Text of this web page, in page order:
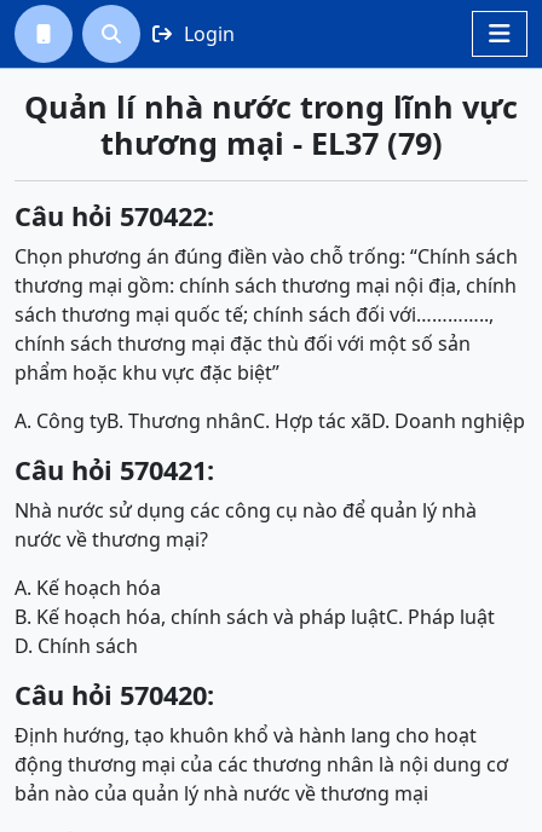

  Login
Quản lí nhà nước trong lĩnh vực
thương mại - EL37 (79)
Câu hỏi 570422:
Chọn phương án đúng điền vào chỗ trống: “Chính sách
thương mại gồm: chính sách thương mại nội địa, chính
sách thương mại quốc tế; chính sách đối với…………..,
chính sách thương mại đặc thù đối với một số sản
phẩm hoặc khu vực đặc biệt”
A. Công tyB. Thương nhânC. Hợp tác xãD. Doanh nghiệp
Câu hỏi 570421:
Nhà nước sử dụng các công cụ nào để quản lý nhà
nước về thương mại?
A. Kế hoạch hóa
B. Kế hoạch hóa, chính sách và pháp luậtC. Pháp luật
D. Chính sách
Câu hỏi 570420:
Định hướng, tạo khuôn khổ và hành lang cho hoạt
động thương mại của các thương nhân là nội dung cơ
bản nào của quản lý nhà nước về thương mại